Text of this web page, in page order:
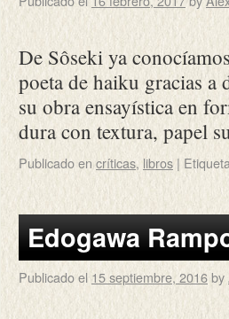
De Sôseki ya
poeta de haiku gracias a
su obra ensayística en
dura con textura, papel
Publicado en críticas, libros |
Edogawa
Publicado el 15 septiembre, 2016by